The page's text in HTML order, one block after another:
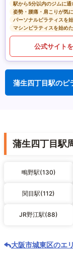
駅から5分以内のジムに通
姿勢・腰痛・肩こりが気
パーソナルピラティスを
マシンピラティスを始め
公式サイト
蒲生四丁目駅のピ
蒲生四丁目駅
鴫野駅(130)
関目駅(112)
JR野江駅(88)
大阪市城東区のエ